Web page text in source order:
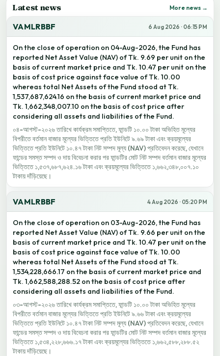
Latest news More news →
VAMLRBBF 6 Aug 2026 · 06:15 PM
On the close of operation on 04-Aug-2026, the Fund has
reported Net Asset Value (NAV) of Tk. 9.69 per unit on the
basis of current market price and Tk. 10.47 per unit on the
basis of cost price against face value of Tk. 10.00
whereas total Net Assets of the Fund stood at Tk.
1,537,687,624.16 on the basis of current market price and
Tk. 1,662,348,007.10 on the basis of cost price after
considering all assets and liabilities of the Fund.
০৪-আগস্ট-২০২৬ তারিখে কার্যক্রম সমাপ্তিতে, ফান্ডটি ১০.০০ টাকা অভিহিত মূল্যের
বিপরীতে বর্তমান বাজার মূল্যের ভিত্তিতে প্রতি ইউনিটে ৯.৬৯ টাকা এবং ক্রয়মূল্যের
ভিত্তিতে প্রতি ইউনিটে ১০.৪৭ টাকা নিট সম্পদ মূল্য (NAV) প্রতিবেদন করেছে, যেখানে
ফান্ডের সমস্ত সম্পদ ও দায় বিবেচনা করার পর ফান্ডটির মোট নিট সম্পদ বর্তমান বাজার মূল্যের
ভিত্তিতে ১,৫৩৭,৬৮৭,৬২৪.১৬ টাকা এবং ক্রয়মূল্যের ভিত্তিতে ১,৬৬২,৩৪৮,০০৭.১০
টাকায় দাঁড়িয়েছে।
VAMLRBBF 4 Aug 2026 · 05:20 PM
On the close of operation on 03-Aug-2026, the Fund has
reported Net Asset Value (NAV) of Tk. 9.66 per unit on the
basis of current market price and Tk. 10.47 per unit on the
basis of cost price against face value of Tk. 10.00
whereas total Net Assets of the Fund stood at Tk.
1,534,228,666.17 on the basis of current market price and
Tk. 1,662,588,288.52 on the basis of cost price after
considering all assets and liabilities of the Fund.
০৩-আগস্ট-২০২৬ তারিখে কার্যক্রম সমাপ্তিতে, ফান্ডটি ১০.০০ টাকা অভিহিত মূল্যের
বিপরীতে বর্তমান বাজার মূল্যের ভিত্তিতে প্রতি ইউনিটে ৯.৬৬ টাকা এবং ক্রয়মূল্যের
ভিত্তিতে প্রতি ইউনিটে ১০.৪৭ টাকা নিট সম্পদ মূল্য (NAV) প্রতিবেদন করেছে, যেখানে
ফান্ডের সমস্ত সম্পদ ও দায় বিবেচনা করার পর ফান্ডটির মোট নিট সম্পদ বর্তমান বাজার মূল্যের
ভিত্তিতে ১,৫৩৪,২২৮,৬৬৬.১৭ টাকা এবং ক্রয়মূল্যের ভিত্তিতে ১,৬৬২,৫৮৮,২৮৮.৫২
টাকায় দাঁড়িয়েছে।